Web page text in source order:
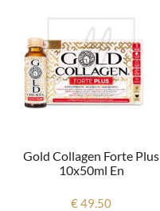
Gold Collagen Forte Plus
10x50ml En
€ 49.50